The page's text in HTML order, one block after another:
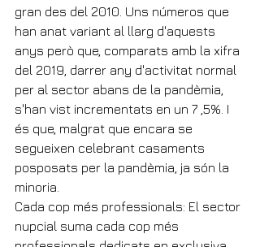
gran des del 2010. Uns números que
han anat variant al llarg d'aquests
anys però que, comparats amb la xifra
del 2019, darrer any d'activitat normal
per al sector abans de la pandèmia,
s'han vist incrementats en un 7 ,5%. I
és que, malgrat que encara se
segueixen celebrant casaments
posposats per la pandèmia, ja són la
minoria.
Cada cop més professionals: El sector
nupcial suma cada cop més